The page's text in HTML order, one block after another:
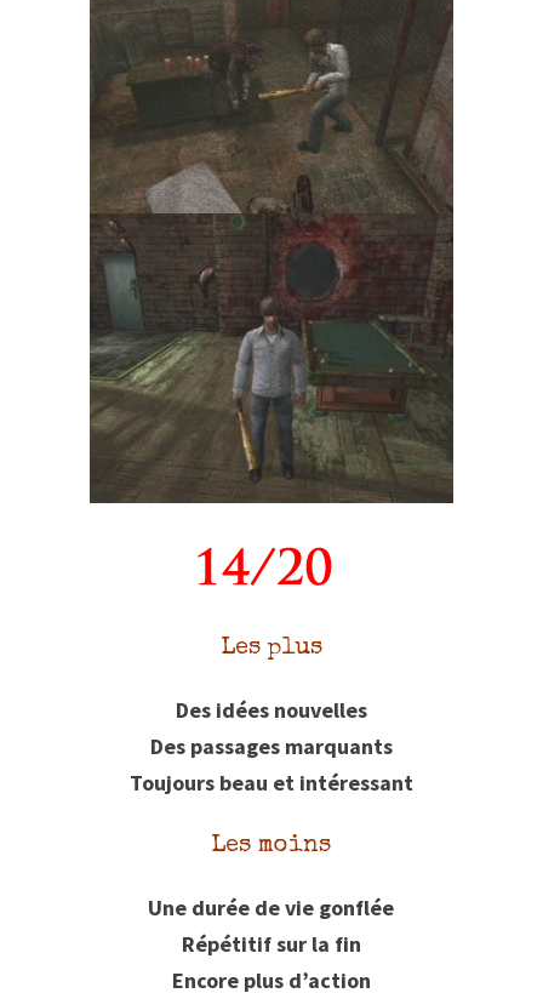
Les plus
Des idées nouvelles
Des passages marquants
Toujours beau et intéressant
Les moins
Une durée de vie gonflée
Répétitif sur la fin
Encore plus d’action